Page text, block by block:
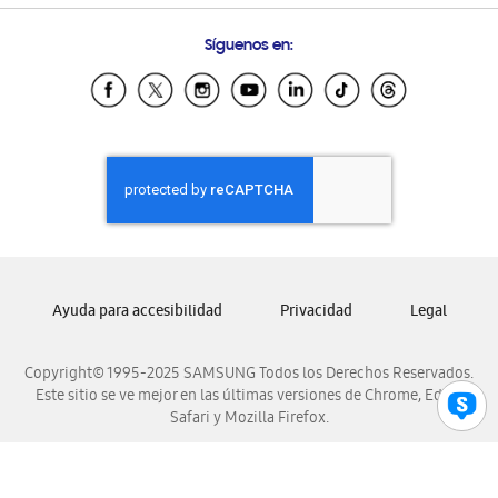
Samsung Ecuador
Samsung El Salvador
Samsung Honduras
Samsung Nicaragua
Samsung Panamá
Samsung Venezuela
Síguenos en:
Copyright© 1995-2025 SAMSUNG Todos los Derechos Reservados.
Este sitio se ve mejor en las últimas versiones de Chrome, Edge,
Safari y Mozilla Firefox.
Ayuda para accesibilidad Privacidad Legal